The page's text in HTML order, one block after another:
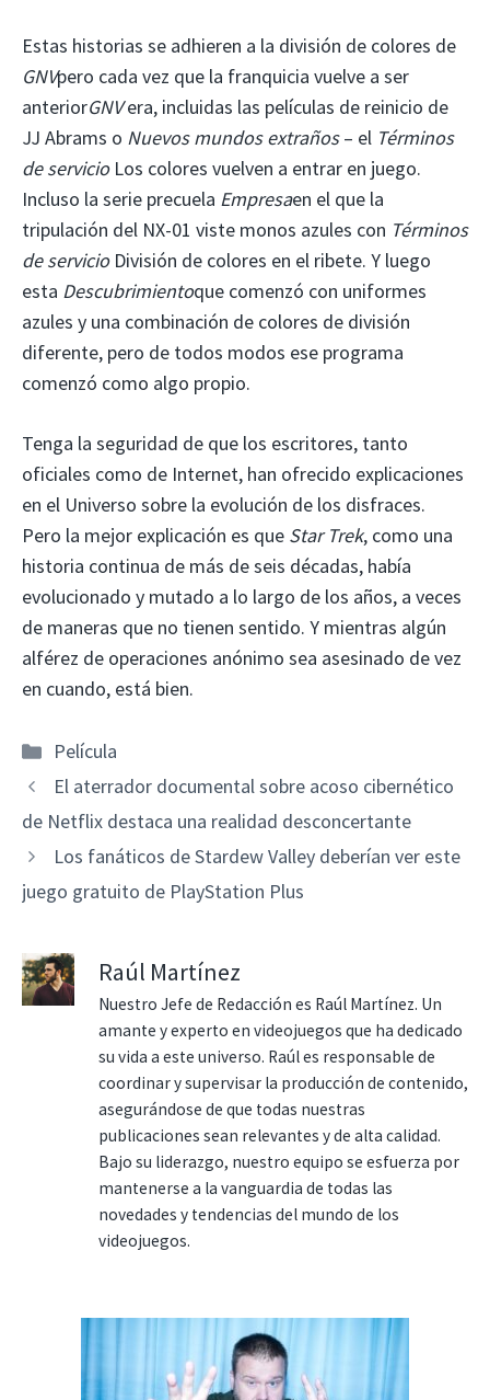
Estas historias se adhieren a la división de colores de
GNVpero cada vez que la franquicia vuelve a ser
anteriorGNVera, incluidas las películas de reinicio de
JJ Abrams o Nuevos mundos extraños– el Términos
de servicioLos colores vuelven a entrar en juego.
Incluso la serie precuela Empresaen el que la
tripulación del NX-01 viste monos azules con Términos
de servicioDivisión de colores en el ribete. Y luego
esta Descubrimientoque comenzó con uniformes
azules y una combinación de colores de división
diferente, pero de todos modos ese programa
comenzó como algo propio.
Tenga la seguridad de que los escritores, tanto
oficiales como de Internet, han ofrecido explicaciones
en el Universo sobre la evolución de los disfraces.
Pero la mejor explicación es que Star Trek, como una
historia continua de más de seis décadas, había
evolucionado y mutado a lo largo de los años, a veces
de maneras que no tienen sentido. Y mientras algún
alférez de operaciones anónimo sea asesinado de vez
en cuando, está bien.
Categorías
Película
El aterrador documental sobre acoso cibernético
de Netflix destaca una realidad desconcertante
Los fanáticos de Stardew Valley deberían ver este
juego gratuito de PlayStation Plus
Raúl Martínez
Nuestro Jefe de Redacción es Raúl Martínez. Un
amante y experto en videojuegos que ha dedicado
su vida a este universo. Raúl es responsable de
coordinar y supervisar la producción de contenido,
asegurándose de que todas nuestras
publicaciones sean relevantes y de alta calidad.
Bajo su liderazgo, nuestro equipo se esfuerza por
mantenerse a la vanguardia de todas las
novedades y tendencias del mundo de los
videojuegos.